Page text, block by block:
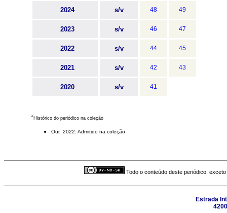
2024 s/v 48 49
2023 s/v 46 47
2022 s/v 44 45
2021 s/v 42 43
2020 s/v 41
*Histórico do periódico na coleção
Out 2022: Admitido na coleção
Todo o conteúdo deste periódico,
Estrada